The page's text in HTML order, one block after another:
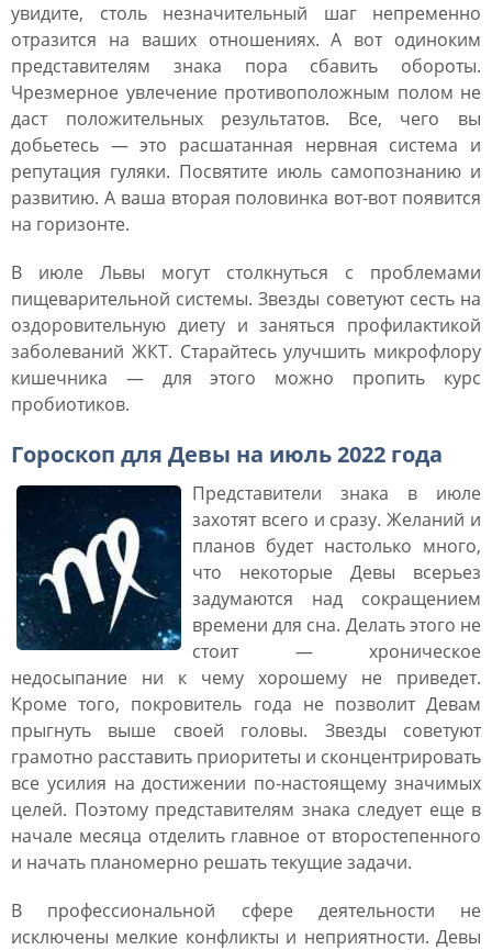
увидите, столь незначительный шаг непременно
отразится на ваших отношениях. А вот одиноким
представителям знака пора сбавить обороты.
Чрезмерное увлечение противоположным полом не
даст положительных результатов. Все, чего вы
добьетесь ― это расшатанная нервная система и
репутация гуляки. Посвятите июль самопознанию и
развитию. А ваша вторая половинка вот-вот появится
на горизонте.
В июле Львы могут столкнуться с проблемами
пищеварительной системы. Звезды советуют сесть на
оздоровительную диету и заняться профилактикой
заболеваний ЖКТ. Старайтесь улучшить микрофлору
кишечника ― для этого можно пропить курс
пробиотиков.
Гороскоп для Девы на июль 2022 года
Представители знака в июле
захотят всего и сразу. Желаний и
планов будет настолько много,
что некоторые Девы всерьез
задумаются над сокращением
времени для сна. Делать этого не
стоит ― хроническое
недосыпание ни к чему хорошему не приведет.
Кроме того, покровитель года не позволит Девам
прыгнуть выше своей головы. Звезды советуют
грамотно расставить приоритеты и сконцентрировать
все усилия на достижении по-настоящему значимых
целей. Поэтому представителям знака следует еще в
начале месяца отделить главное от второстепенного
и начать планомерно решать текущие задачи.
В профессиональной сфере деятельности не
исключены мелкие конфликты и неприятности. Девы